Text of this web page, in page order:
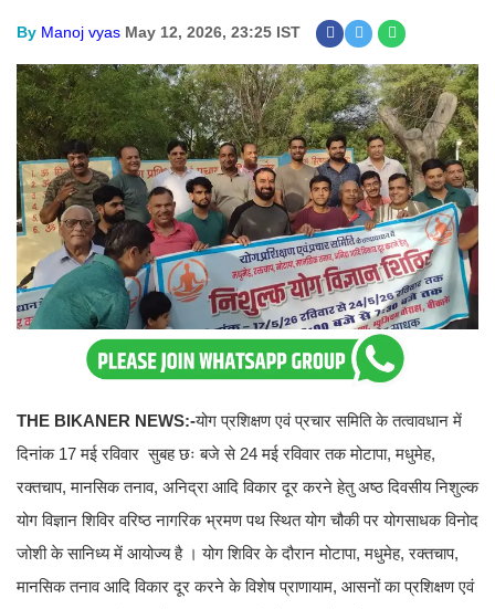
By Manoj vyas May 12, 2026, 23:25 IST
THE BIKANER NEWS:-योग प्रशिक्षण एवं प्रचार समिति के तत्वावधान में
दिनांक 17 मई रविवार सुबह छः बजे से 24 मई रविवार तक मोटापा, मधुमेह,
रक्तचाप, मानसिक तनाव, अनिद्रा आदि विकार दूर करने हेतु अष्ठ दिवसीय निशुल्क
योग विज्ञान शिविर वरिष्ठ नागरिक भ्रमण पथ स्थित योग चौकी पर योगसाधक विनोद
जोशी के सानिध्य में आयोज्य है । योग शिविर के दौरान मोटापा, मधुमेह, रक्तचाप,
मानसिक तनाव आदि विकार दूर करने के विशेष प्राणायाम, आसनों का प्रशिक्षण एवं